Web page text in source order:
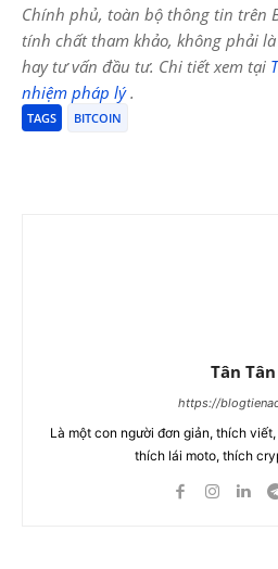
Chính phủ, toàn bộ thông tin trên
tính chất tham khảo, không phải
hay tư vấn đầu tư. Chi tiết xem tại
nhiệm pháp lý.
TAGS BITCOIN
Tân Tân
https://
Là một con người đơn giản, thích
thích lái moto, thích